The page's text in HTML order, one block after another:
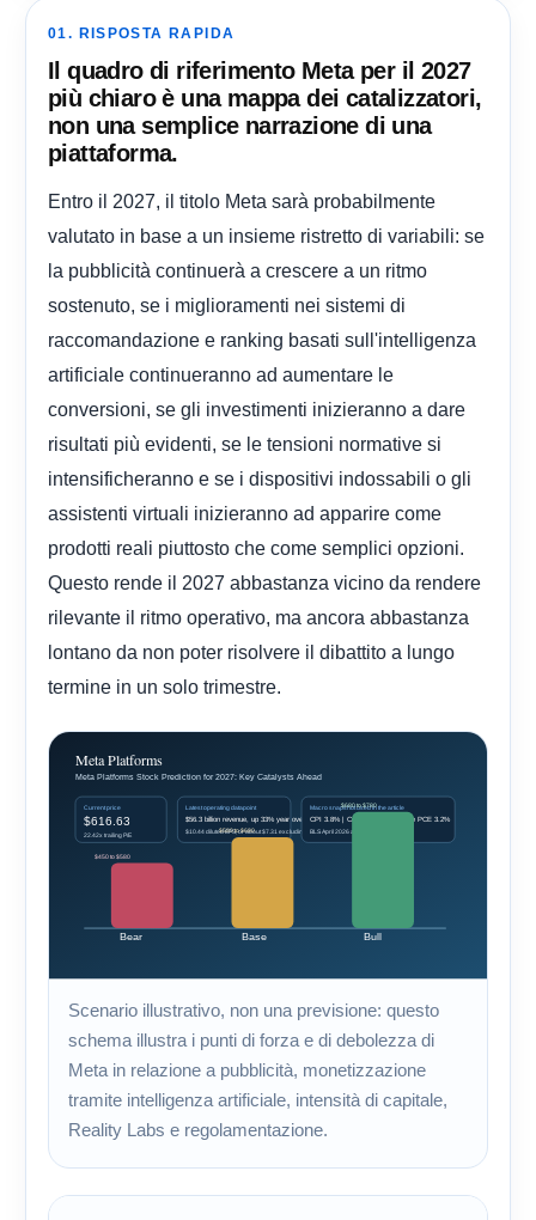
01. RISPOSTA RAPIDA
Il quadro di riferimento Meta per il 2027
più chiaro è una mappa dei catalizzatori,
non una semplice narrazione di una
piattaforma.
Entro il 2027, il titolo Meta sarà probabilmente
valutato in base a un insieme ristretto di variabili: se
la pubblicità continuerà a crescere a un ritmo
sostenuto, se i miglioramenti nei sistemi di
raccomandazione e ranking basati sull'intelligenza
artificiale continueranno ad aumentare le
conversioni, se gli investimenti inizieranno a dare
risultati più evidenti, se le tensioni normative si
intensificheranno e se i dispositivi indossabili o gli
assistenti virtuali inizieranno ad apparire come
prodotti reali piuttosto che come semplici opzioni.
Questo rende il 2027 abbastanza vicino da rendere
rilevante il ritmo operativo, ma ancora abbastanza
lontano da non poter risolvere il dibattito a lungo
termine in un solo trimestre.
Scenario illustrativo, non una previsione: questo
schema illustra i punti di forza e di debolezza di
Meta in relazione a pubblicità, monetizzazione
tramite intelligenza artificiale, intensità di capitale,
Reality Labs e regolamentazione.